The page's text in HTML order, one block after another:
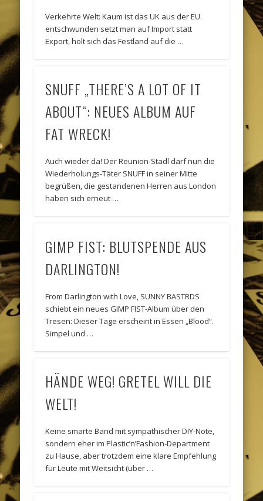
Verkehrte Welt: Kaum ist das UK aus der EU
entschwunden setzt man auf Import statt
Export, holt sich das Festland auf die …
SNUFF „THERE’S A LOT OF IT
ABOUT“: NEUES ALBUM AUF
FAT WRECK!
Auch wieder da! Der Reunion-Stadl darf nun die
Wiederholungs-Täter SNUFF in seiner Mitte
begrüßen, die gestandenen Herren aus London
haben sich erneut …
GIMP FIST: BLUTSPENDE AUS
DARLINGTON!
From Darlington with Love, SUNNY BASTRDS
schiebt ein neues GIMP FIST-Album über den
Tresen: Dieser Tage erscheint in Essen „Blood“.
Simpel und …
HÄNDE WEG! GRETEL WILL DIE
WELT!
Keine smarte Band mit sympathischer DIY-Note,
sondern eher im Plastic’n’Fashion-Department
zu Hause, aber trotzdem eine klare Empfehlung
für Leute mit Weitsicht (über …